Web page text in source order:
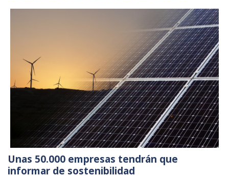
Unas 50.000 empresas tendrán que
informar de sostenibilidad